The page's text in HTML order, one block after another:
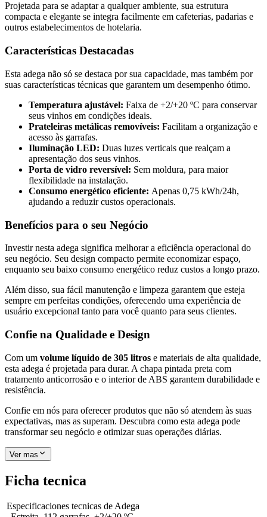
Projetada para se adaptar a qualquer ambiente, sua estrutura
compacta e elegante se integra facilmente em cafeterias, padarias e
outros estabelecimentos de hotelaria.
Características Destacadas
Esta adega não só se destaca por sua capacidade, mas também por
suas características técnicas que garantem um desempenho ótimo.
Temperatura ajustável: Faixa de +2/+20 ºC para conservar
seus vinhos em condições ideais.
Prateleiras metálicas removíveis: Facilitam a organização e
acesso às garrafas.
Iluminação LED: Duas luzes verticais que realçam a
apresentação dos seus vinhos.
Porta de vidro reversível: Sem moldura, para maior
flexibilidade na instalação.
Consumo energético eficiente: Apenas 0,75 kWh/24h,
ajudando a reduzir custos operacionais.
Benefícios para o seu Negócio
Investir nesta adega significa melhorar a eficiência operacional do
seu negócio. Seu design compacto permite economizar espaço,
enquanto seu baixo consumo energético reduz custos a longo prazo.
Além disso, sua fácil manutenção e limpeza garantem que esteja
sempre em perfeitas condições, oferecendo uma experiência de
usuário excepcional tanto para você quanto para seus clientes.
Confie na Qualidade e Design
Com um volume líquido de 305 litros e materiais de alta qualidade,
esta adega é projetada para durar. A chapa pintada preta com
tratamento anticorrosão e o interior de ABS garantem durabilidade e
resistência.
Confie em nós para oferecer produtos que não só atendem às suas
expectativas, mas as superam. Descubra como esta adega pode
transformar seu negócio e otimizar suas operações diárias.
Ver mas
Ficha tecnica
Especificaciones tecnicas de Adega